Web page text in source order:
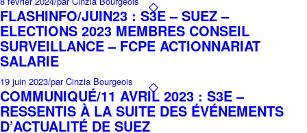
FLASHINFO/JUIN23 : S3E – SUEZ –
ELECTIONS 2023 MEMBRES CONSEIL
SURVEILLANCE – FCPE ACTIONNARIAT
SALARIE
19 juin 2023/par Cinzia Bourgeois
COMMUNIQUÉ/11 AVRIL 2023 : S3E –
RESSENTIS À LA SUITE DES ÉVÉNEMENTS
D’ACTUALITÉ DE SUEZ